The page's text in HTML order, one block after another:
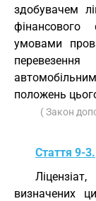
здобувачем
фінансового
умовами
положень
( Закон
Стаття 9-3.
визначених